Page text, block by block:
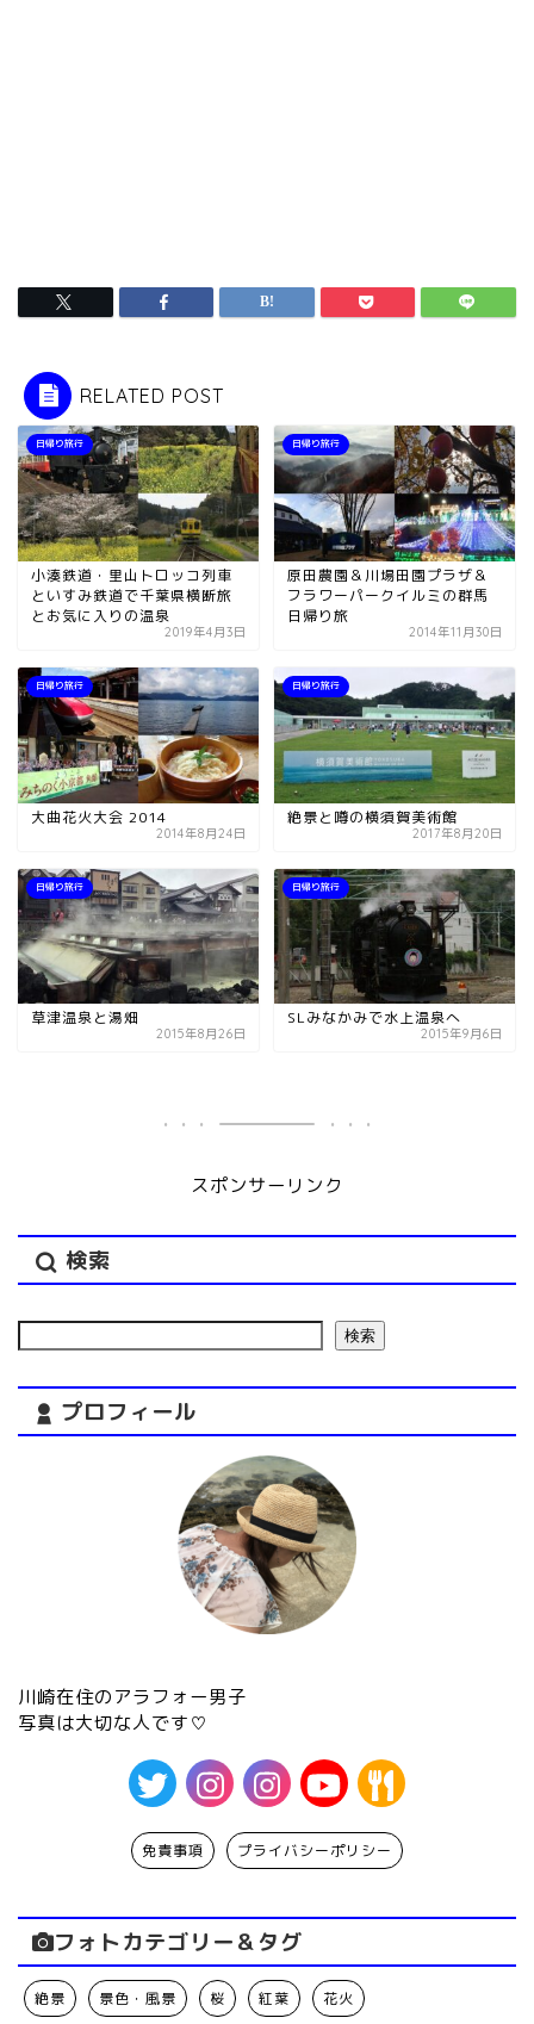
RELATED POST
日帰り旅行
小湊鉄道・里山トロッコ列車
といすみ鉄道で千葉県横断旅
とお気に入りの温泉
2019年4月3日
日帰り旅行
原田農園＆川場田園プラザ＆
フラワーパークイルミの群馬
日帰り旅
2014年11月30日
日帰り旅行
大曲花火大会 2014
2014年8月24日
日帰り旅行
絶景と噂の横須賀美術館
2017年8月20日
日帰り旅行
草津温泉と湯畑
2015年8月26日
日帰り旅行
SLみなかみで水上温泉へ
2015年9月6日
スポンサーリンク
検索
検索
プロフィール
川崎在住のアラフォー男子
写真は大切な人です♡
免責事項 プライバシーポリシー
フォトカテゴリー＆タグ
絶景 景色・風景 桜 紅葉 花火